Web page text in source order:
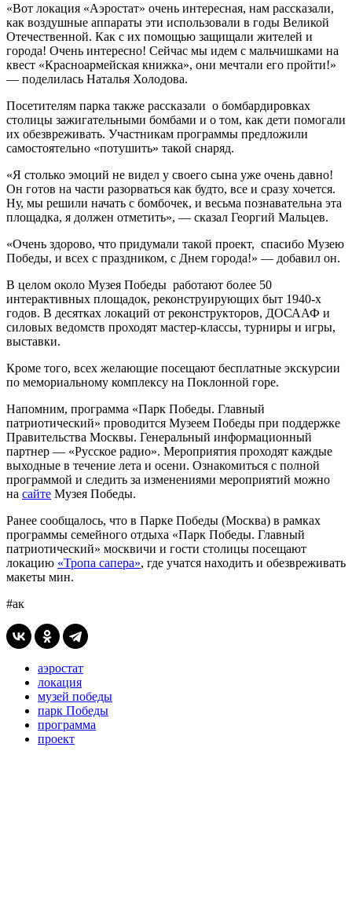
«Вот локация «Аэростат» очень интересная, нам рассказали,
как воздушные аппараты эти использовали в годы Великой
Отечественной. Как с их помощью защищали жителей и
города! Очень интересно! Сейчас мы идем с мальчишками на
квест «Красноармейская книжка», они мечтали его пройти!»
— поделилась Наталья Холодова.
Посетителям парка также рассказали о бомбардировках
столицы зажигательными бомбами и о том, как дети помогали
их обезвреживать. Участникам программы предложили
самостоятельно «потушить» такой снаряд.
«Я столько эмоций не видел у своего сына уже очень давно!
Он готов на части разорваться как будто, все и сразу хочется.
Ну, мы решили начать с бомбочек, и весьма познавательна эта
площадка, я должен отметить», — сказал Георгий Мальцев.
«Очень здорово, что придумали такой проект, спасибо Музею
Победы, и всех с праздником, с Днем города!» — добавил он.
В целом около Музея Победы работают более 50
интерактивных площадок, реконструирующих быт 1940-х
годов. В десятках локаций от реконструкторов, ДОСААФ и
силовых ведомств проходят мастер-классы, турниры и игры,
выставки.
Кроме того, всех желающие посещают бесплатные экскурсии
по мемориальному комплексу на Поклонной горе.
Напомним, программа «Парк Победы. Главный
патриотический» проводится Музеем Победы при поддержке
Правительства Москвы. Генеральный информационный
партнер — «Русское радио». Мероприятия проходят каждые
выходные в течение лета и осени. Ознакомиться с полной
программой и следить за изменениями мероприятий можно
на сайте Музея Победы.
Ранее сообщалось, что в Парке Победы (Москва) в рамках
программы семейного отдыха «Парк Победы. Главный
патриотический» москвичи и гости столицы посещают
локацию «Тропа сапера», где учатся находить и обезвреживать
макеты мин.
#ак
аэростат
локация
музей победы
парк Победы
программа
проект